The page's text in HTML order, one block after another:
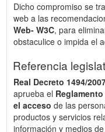
Dicho compromiso se
web a las
Web- W3C, para
obstaculice o impida el
Referencia
Real Decreto 1494/
aprueba el
el acceso de las
productos y servicios
información y medios